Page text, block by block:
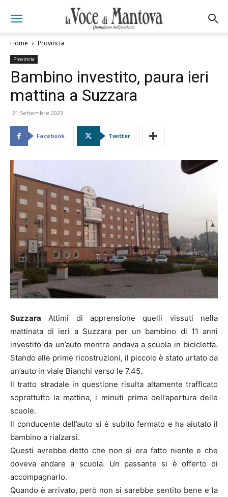
Home Provincia
Provincia
Bambino investito, paura ieri
mattina a Suzzara
21 Settembre 2023
Facebook Twitter
Suzzara Attimi di apprensione quelli vissuti nella
mattinata di ieri a Suzzara per un bambino di 11 anni
investito da un’auto mentre andava a scuola in bicicletta.
Stando alle prime ricostruzioni, il piccolo è stato urtato da
un’auto in viale Bianchi verso le 7.45.
Il tratto stradale in questione risulta altamente trafficato
soprattutto la mattina, i minuti prima dell’apertura delle
scuole.
Il conducente dell’auto si è subito fermato e ha aiutato il
bambino a rialzarsi.
Questi avrebbe detto che non si era fatto niente e che
doveva andare a scuola. Un passante si è offerto di
accompagnarlo.
Quando è arrivato, però non si sarebbe sentito bene e la